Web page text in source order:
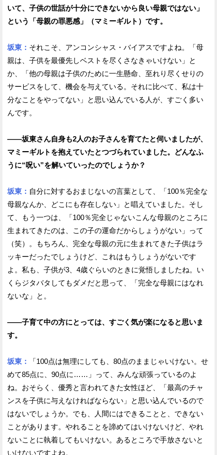
いて、子供の世話が十分にできないから良い母親ではない」
という「母親の罪悪感」（マミーギルト）です。
坂東： それこそ、アンコンシャス・バイアスですよね。「母
親は、子供を最優先しベストを尽くさなきゃいけない」と
か、「他の母親は子供のために一生懸命、至れり尽くせりの
サービスをして、機会を与えている。それに比べて、私は十
分なことをやってない」と思い込んでいる人が、すごく多い
んです。
——坂東さん自身も2人のお子さんを育てたと伺いましたが、
マミーギルトを抱えていたとつづられていました。どんなふ
うに“呪い”を解いていったのでしょうか？
坂東： 自分に対するおまじないの言葉として、「100％完全な
母親なんか、どこにも存在しない」と唱えていました。そし
て、もう一つは、「100％完全じゃないこんな母親のところに
生まれてきたのは、この子の運命だからしょうがない」って
（笑）。もちろん、完全な母親の元に生まれてきた子供はラ
ッキーだったでしょうけど、これはもうしょうがないです
よ。私も、子供が3、4歳ぐらいのときに覚悟しましたね。い
くらジタバタしてもダメだと思って、「完全な母親にはなれ
ないな」と。
——子育て中の方にとっては、すごく気が楽になると思いま
す。
坂東：
「100点は無理にしても、80点のままじゃいけない。せ
めて85点に、90点に……」って、みんな頑張っているのよ
ね。おそらく、優秀と言われてきた女性ほど、「最高のチャ
ンスを子供に与えなければならない」と思い込んでいるので
はないでしょうか。でも、人間にはできることと、できない
ことがあります。やれることを諦めてはいけないけど、やれ
ないことに執着してもいけない。あるところで手放さないと
いけないですよね。